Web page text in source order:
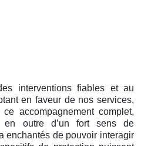
interventions fiables et au
en faveur de nos services,
accompagnement complet,
en outre d’un fort sens de
enchantés de pouvoir interagir